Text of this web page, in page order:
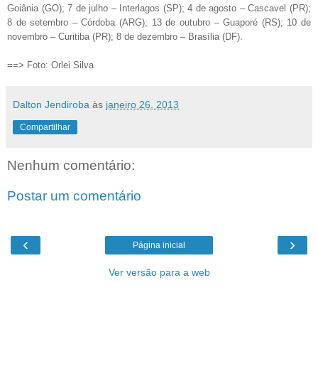
Goiânia (GO); 7 de julho – Interlagos (SP); 4 de agosto – Cascavel (PR);
8 de setembro – Córdoba (ARG); 13 de outubro – Guaporé (RS); 10 de
novembro – Curitiba (PR); 8 de dezembro – Brasília (DF).
==> Foto: Orlei Silva
Dalton Jendiroba às janeiro 26, 2013
Compartilhar
Nenhum comentário:
Postar um comentário
‹ ›
Página inicial
Ver versão para a web